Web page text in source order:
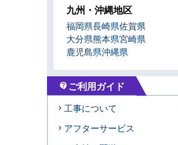
九州・沖縄地区
福岡県長崎県佐賀県
大分県熊本県宮崎県
鹿児島県沖縄県
contact_support ご利用ガイド
工事について
アフターサービス